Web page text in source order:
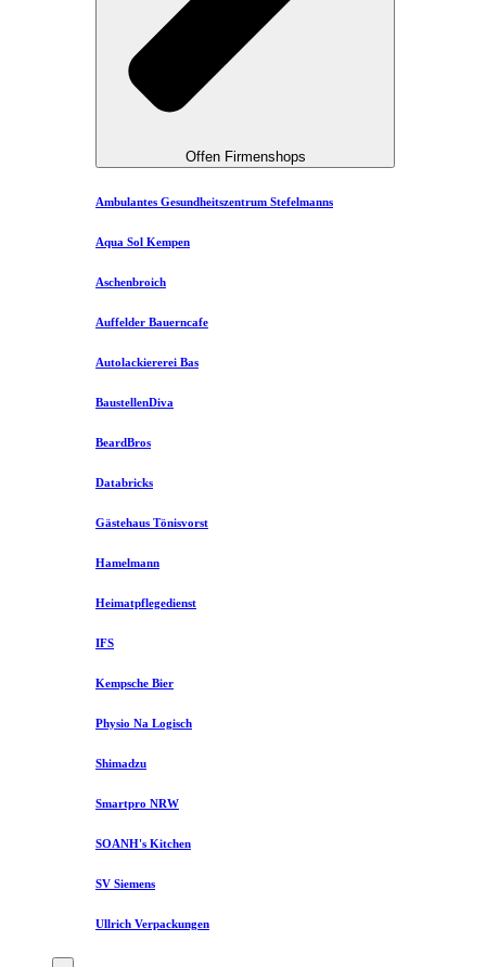
Offen Firmenshops
Ambulantes Gesundheitszentrum Stefelmanns
Aqua Sol Kempen
Aschenbroich
Auffelder Bauerncafe
Autolackiererei Bas
BaustellenDiva
BeardBros
Databricks
Gästehaus Tönisvorst
Hamelmann
Heimatpflegedienst
IFS
Kempsche Bier
Physio Na Logisch
Shimadzu
Smartpro NRW
SOANH's Kitchen
SV Siemens
Ullrich Verpackungen